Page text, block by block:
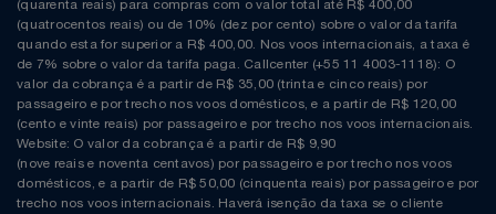
(quarenta reais) para compras com o valor total até R$ 400,00
(quatrocentos reais) ou de 10% (dez por cento) sobre o valor da tarifa
quando esta for superior a R$ 400,00. Nos voos internacionais, a taxa é
de 7% sobre o valor da tarifa paga. Callcenter (+55 11 4003-1118): O
valor da cobrança é a partir de R$ 35,00 (trinta e cinco reais) por
passageiro e por trecho nos voos domésticos, e a partir de R$ 120,00
(cento e vinte reais) por passageiro e por trecho nos voos internacionais.
Website: O valor da cobrança é a partir de R$ 9,90
(nove reais e noventa centavos) por passageiro e por trecho nos voos
domésticos, e a partir de R$ 50,00 (cinquenta reais) por passageiro e por
trecho nos voos internacionais. Haverá isenção da taxa se o cliente